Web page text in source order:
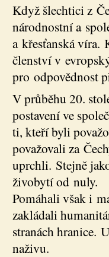
Když šlechtici z
národnostní a
a křesťanská víra.
členství v
pro odpovědnost
V průběhu 20.
postavení ve
ti, kteří byli
považovali za
uprchli. Stejně
živobytí od nuly.
Pomáhali však i
zakládali
stranách hranice.
naživu.